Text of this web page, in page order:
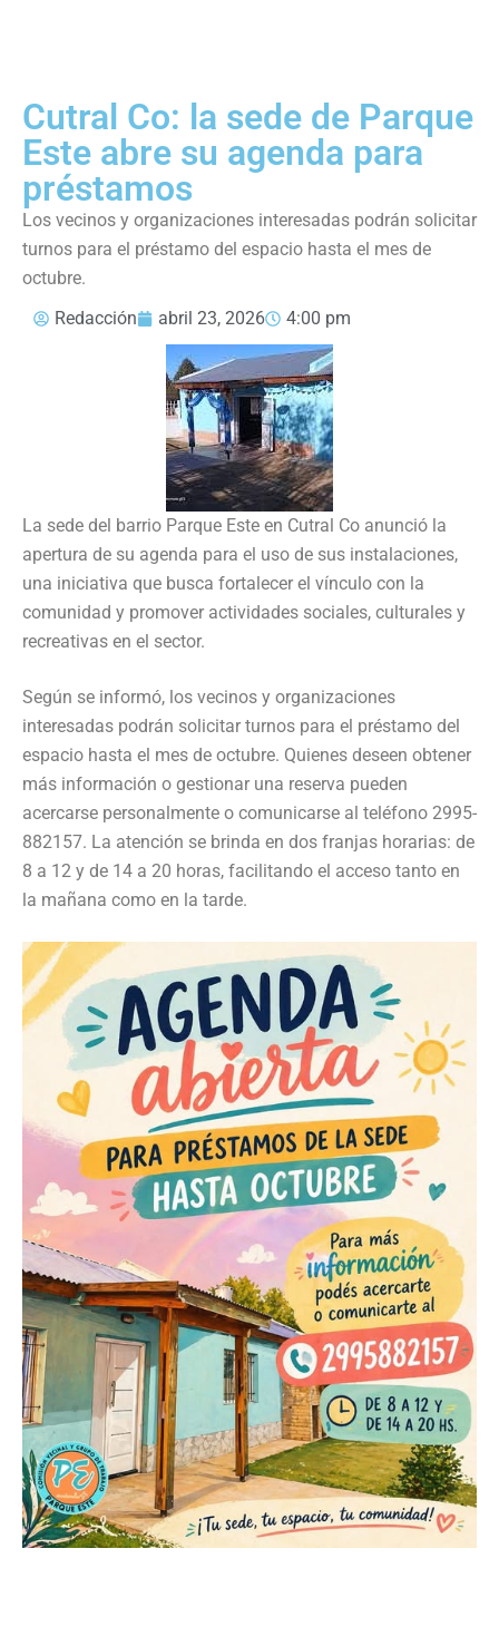
Cutral Co: la sede de Parque
Este abre su agenda para
préstamos
Los vecinos y organizaciones interesadas podrán solicitar
turnos para el préstamo del espacio hasta el mes de
octubre.
Redacción
abril 23, 2026 4:00 pm
La sede del barrio Parque Este en Cutral Co anunció la
apertura de su agenda para el uso de sus instalaciones,
una iniciativa que busca fortalecer el vínculo con la
comunidad y promover actividades sociales, culturales y
recreativas en el sector.
Según se informó, los vecinos y organizaciones
interesadas podrán solicitar turnos para el préstamo del
espacio hasta el mes de octubre. Quienes deseen obtener
más información o gestionar una reserva pueden
acercarse personalmente o comunicarse al teléfono 2995-
882157. La atención se brinda en dos franjas horarias: de
8 a 12 y de 14 a 20 horas, facilitando el acceso tanto en
la mañana como en la tarde.